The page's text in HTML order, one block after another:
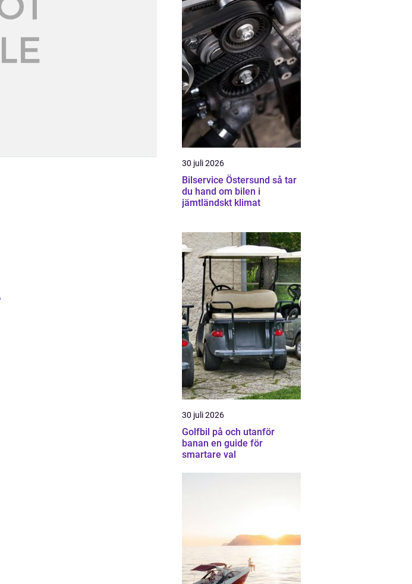
30 juli 2026
Bilservice Östersund så tar
du hand om bilen i
jämtländskt klimat
30 juli 2026
Golfbil på och utanför
banan en guide för
smartare val